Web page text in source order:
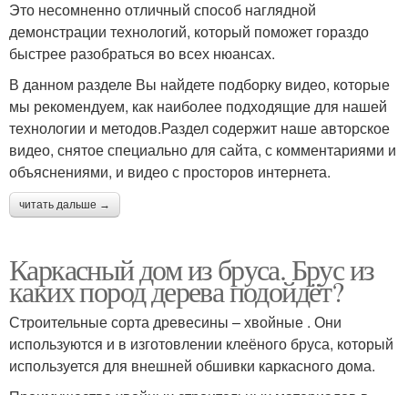
Это несомненно отличный способ наглядной
демонстрации технологий, который поможет гораздо
быстрее разобраться во всех нюансах.
В данном разделе Вы найдете подборку видео, которые
мы рекомендуем, как наиболее подходящие для нашей
технологии и методов.Раздел содержит наше авторское
видео, снятое специально для сайта, с комментариями и
объяснениями, и видео с просторов интернета.
читать дальше →
Каркасный дом из бруса. Брус из
каких пород дерева подойдёт?
Строительные сорта древесины – хвойные . Они
используются и в изготовлении клеёного бруса, который
используется для внешней обшивки каркасного дома.